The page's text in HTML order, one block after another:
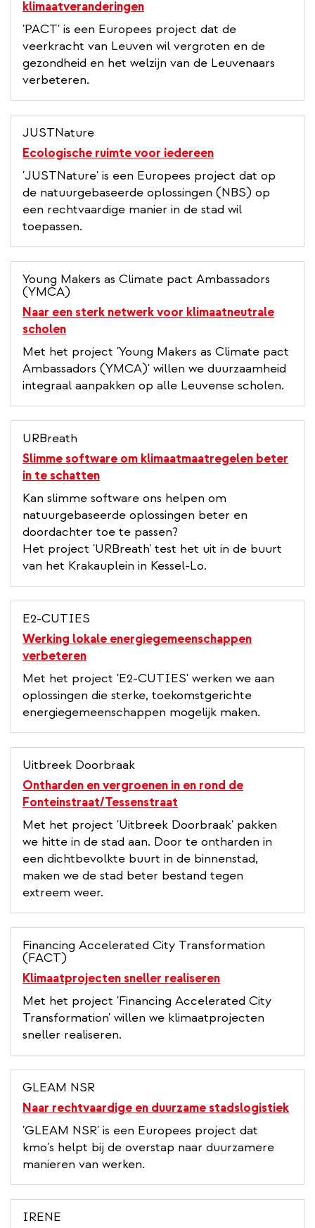
klimaatveranderingen
'PACT' is een Europees project dat de
veerkracht van Leuven wil vergroten en de
gezondheid en het welzijn van de Leuvenaars
verbeteren.
JUSTNature
Ecologische ruimte voor iedereen
'JUSTNature' is een Europees project dat op
de natuurgebaseerde oplossingen (NBS) op
een rechtvaardige manier in de stad wil
toepassen.
Young Makers as Climate pact Ambassadors
(YMCA)
Naar een sterk netwerk voor klimaatneutrale
scholen
Met het project 'Young Makers as Climate pact
Ambassadors (YMCA)' willen we duurzaamheid
integraal aanpakken op alle Leuvense scholen.
URBreath
Slimme software om klimaatmaatregelen beter
in te schatten
Kan slimme software ons helpen om
natuurgebaseerde oplossingen beter en
doordachter toe te passen?
Het project 'URBreath' test het uit in de buurt
van het Krakauplein in Kessel-Lo.
E2-CUTIES
Werking lokale energiegemeenschappen
verbeteren
Met het project 'E2-CUTIES' werken we aan
oplossingen die sterke, toekomstgerichte
energiegemeenschappen mogelijk maken.
Uitbreek Doorbraak
Ontharden en vergroenen in en rond de
Fonteinstraat/Tessenstraat
Met het project 'Uitbreek Doorbraak' pakken
we hitte in de stad aan. Door te ontharden in
een dichtbevolkte buurt in de binnenstad,
maken we de stad beter bestand tegen
extreem weer.
Financing Accelerated City Transformation
(FACT)
Klimaatprojecten sneller realiseren
Met het project 'Financing Accelerated City
Transformation' willen we klimaatprojecten
sneller realiseren.
GLEAM NSR
Naar rechtvaardige en duurzame stadslogistiek
'GLEAM NSR' is een Europees project dat
kmo's helpt bij de overstap naar duurzamere
manieren van werken.
IRENE